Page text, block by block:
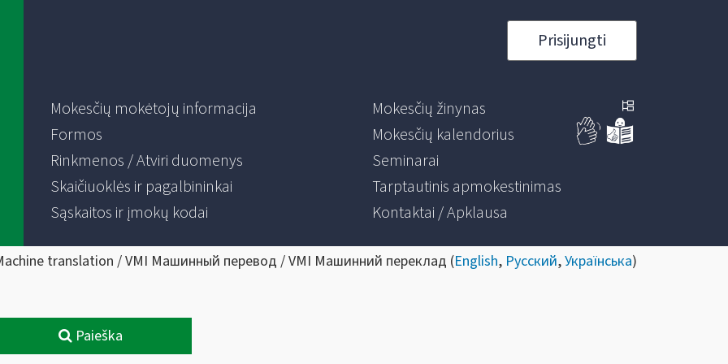
Prisijungti
Mokesčių mokėtojų informacija
Formos
Rinkmenos / Atviri duomenys
Skaičiuoklės ir pagalbininkai
Sąskaitos ir įmokų kodai
Mokesčių žinynas
Mokesčių kalendorius
Seminarai
Tarptautinis apmokestinimas
Kontaktai / Apklausa
translation / VMI Машинный перевод / VMI Машинний переклад (English, Русский,Українська)
Paieška